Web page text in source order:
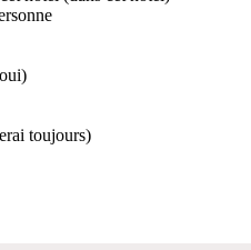
toujours)